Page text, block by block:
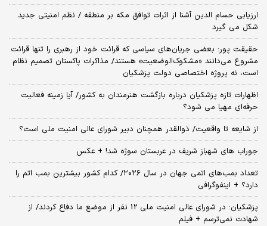
ارزیابی حسام الدین آشنا از اثرات توافق مکه بر منطقه / نظم امنیتی جدید
شکل می گیرد
حقیقت پور: بعضی جریان‌های سیاسی که قرائت خود از رهبری را تنها قرائت
مشروع می‌دانند «مشکوک‌الوضعیت» هستند/ مذاکرات پاکستان تصمیم نظام
است، نه پروژه اختصاصی دولت پزشکیان
اظهارات تازه پزشکیان درباره بازگشت هنرمندان به کشور/ آیا زمینه فعالیت
حرفه‌ای مهیا می شود؟
از شایعه تا واقعیت/ ذوالقدر همچنان دبیر شورای ‌عالی امنیت ملی است؟
جوراب های شهباز شریف در عربستان سوژه شد! + عکس
تعداد بمب‌های اتمی جهان در سال ۲۰۲۶/ کدام کشور بیشترین بمب اتم را
دارد؟ + اینفوگرافی
پزشکیان: در شورای عالی امنیت ملی 12 نفر از موضع ما دفاع کردند/ از
شهادت نمی‌ترسم + فیلم